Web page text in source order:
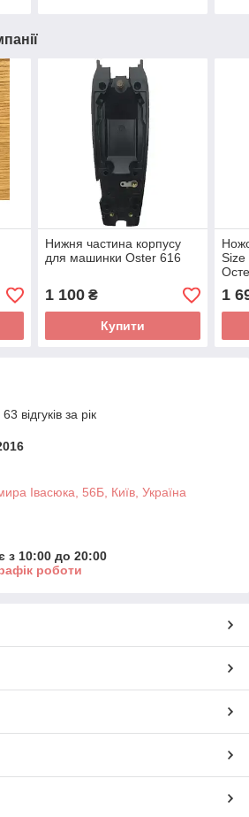
Нижня частина корпусу
для машинки Oster 616
1 100₴
Купити
1
відгуків за рік
Івасюка, 56Б, Київ, Україна
з 10:00 до 20:00
роботи